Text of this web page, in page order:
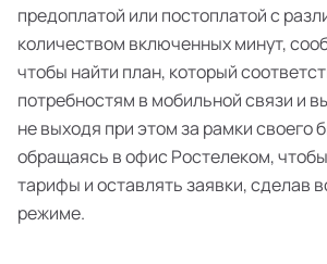
предоплатой или постоплатой с
количеством включенных минут,
чтобы найти план, который
потребностям в мобильной связи и
не выходя при этом за рамки своего
обращаясь в офис Ростелеком,
тарифы и оставлять заявки, сделав
режиме.